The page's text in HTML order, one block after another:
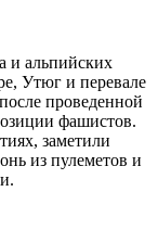
и альпийских
Утюг и перевале
проведенной
фашистов.
заметили
из пулеметов и